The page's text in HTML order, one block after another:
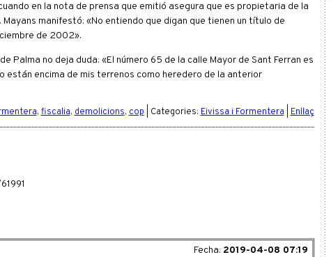
en la nota de prensa que emitió asegura que es propietaria de la
manifestó: «No entiendo que digan que tienen un título de
de 2002».
Palma no deja duda: «El número 65 de la calle Mayor de Sant Ferran es
están encima de mis terrenos como heredero de la anterior
, fiscalia, demolicions, cop | Categories: Eivissa i Formentera Enllaç
Fecha: 2019-04-08 07:19